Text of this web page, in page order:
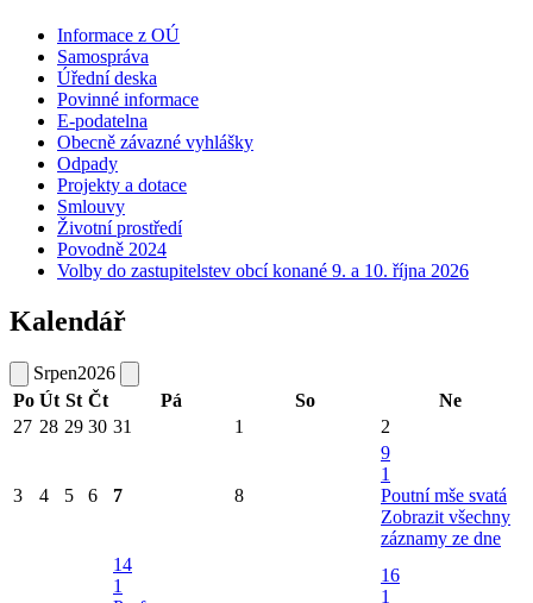
Informace z OÚ
Samospráva
Úřední deska
Povinné informace
E-podatelna
Obecně závazné vyhlášky
Odpady
Projekty a dotace
Smlouvy
Životní prostředí
Povodně 2024
Volby do zastupitelstev obcí konané 9. a 10. října 2026
Kalendář
Srpen2026
Po Út St Čt Pá So
Ne
27 28 29 30 31 1 2
3 4 5 6 7 8
9
1
Poutní mše svatá
Zobrazit všechny
záznamy ze dne
14
1
16
1